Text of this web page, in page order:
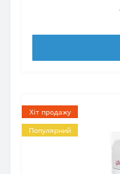
Хіт продажу
Популярний